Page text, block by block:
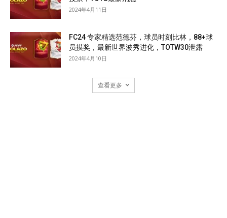
2024年4月11日
FC24 专家精选范德芬，球员时刻比林，88+球
员摸奖，最新世界波秀进化，TOTW30泄露
2024年4月10日
查看更多